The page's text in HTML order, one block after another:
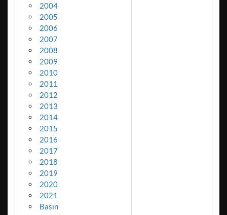
2004
2005
2006
2007
2008
2009
2010
2011
2012
2013
2014
2015
2016
2017
2018
2019
2020
2021
Basın